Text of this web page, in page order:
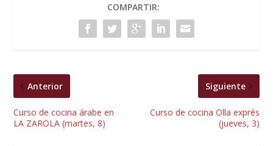
COMPARTIR:
Anterior
Curso de cocina árabe en
LA ZAROLA (martes, 8)
Siguiente
Curso de cocina Olla exprés
(jueves, 3)